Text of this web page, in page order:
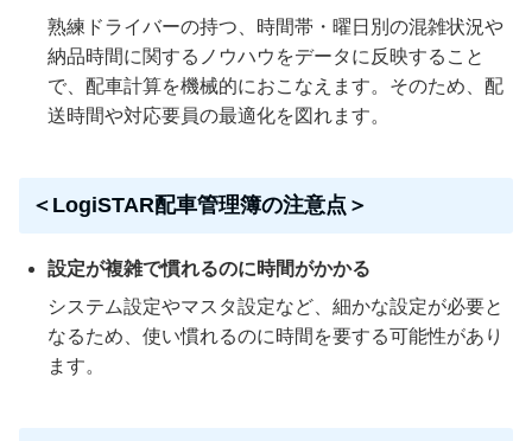
熟練ドライバーの持つ、時間帯・曜日別の混雑状況や
納品時間に関するノウハウをデータに反映すること
で、配車計算を機械的におこなえます。そのため、配
送時間や対応要員の最適化を図れます。
＜LogiSTAR配車管理簿の注意点＞
設定が複雑で慣れるのに時間がかかる
システム設定やマスタ設定など、細かな設定が必要と
なるため、使い慣れるのに時間を要する可能性があり
ます。